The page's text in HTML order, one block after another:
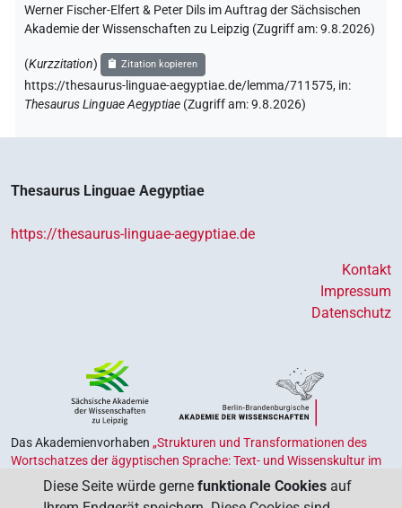
Werner Fischer-Elfert & Peter Dils im Auftrag der Sächsischen
Akademie der Wissenschaften zu Leipzig (Zugriff am:9.8.2026)
(Kurzzitation) Zitation kopieren
https://thesaurus-linguae-aegyptiae.de/lemma/711575, in:
Thesaurus Linguae Aegyptiae (Zugriff am:9.8.2026)
Thesaurus Linguae Aegyptiae
https://thesaurus-linguae-aegyptiae.de
Kontakt
Impressum
Datenschutz
Das Akademienvorhaben „Strukturen und Transformationen des
Wortschatzes der ägyptischen Sprache: Text- und Wissenskultur im
Alten Ägypten‟
ist Teil des von Bund und Ländern geförderten
Akademienprogramms , das der Erhaltung, Sicherung und
Diese Seite würde gerne funktionale Cookies auf